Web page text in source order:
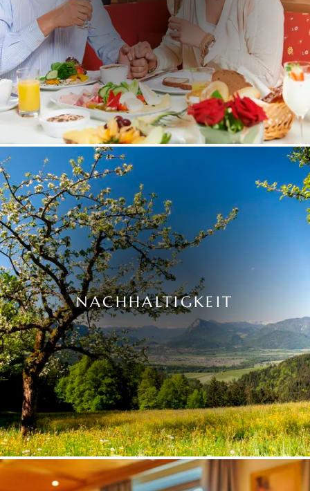
NACHHALTIGKEIT